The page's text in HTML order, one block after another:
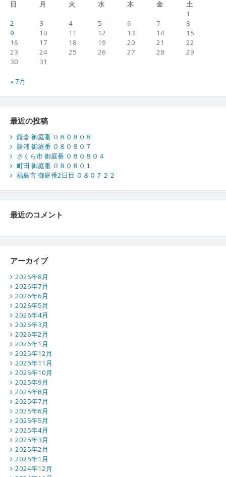
日 月 火 水 木 金
土
1
2
3 4 5 6 7
8
9
10 11 12 13 14
15
16
17 18 19 20 21
22
23
24 25 26 27 28
29
30
31
« 7月
最近の投稿
鎌倉 御庭番 ０８０８０８
勝浦 御庭番 ０８０８０７
さくら市 御庭番 ０８０８０４
町田 御庭番 ０８０８０１
福島市 御庭番2日目 ０８０７２２
最近のコメント
アーカイブ
2026年8月
2026年7月
2026年6月
2026年5月
2026年4月
2026年3月
2026年2月
2026年1月
2025年12月
2025年11月
2025年10月
2025年9月
2025年8月
2025年7月
2025年6月
2025年5月
2025年4月
2025年3月
2025年2月
2025年1月
2024年12月